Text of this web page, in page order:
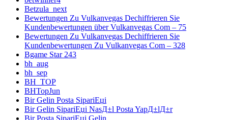
Betzula_next
Bewertungen Zu Vulkanvegas Dechiffrieren Sie
Kundenbewertungen über Vulkanvegas Com – 75
Bewertungen Zu Vulkanvegas Dechiffrieren Sie
Kundenbewertungen Zu Vulkanvegas Com – 328
Bgame Star 243
bh_aug
bh_sep
BH_TOP
BHTopJun
Bir Gelin Posta SipariЕџi
Bir Gelin SipariЕџi NasД±l Posta YapД±lД±r
Bir Posta SipariЕџi Gelin